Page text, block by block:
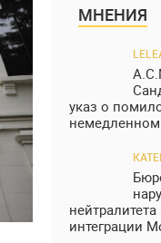
МНЕНИЯ
указ о
интеграции